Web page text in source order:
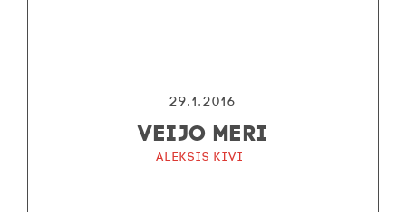
29.1.2016
VEIJO MERI
Aleksis Kivi